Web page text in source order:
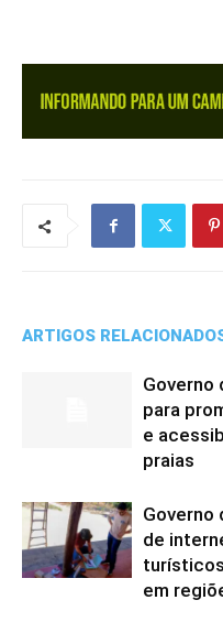
ARTIGOS
Governo
para
e
praias
Governo
de
em